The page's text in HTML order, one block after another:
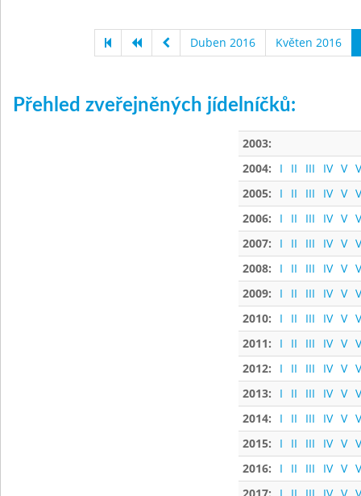
Duben 2016 Květen 2016
Přehled zveřejněných jídelníčků:
2003:
2004:
I II III IV V
2005:
I II III IV V
2006:
I II III IV V
2007:
I II III IV V
2008:
I II III IV V
2009:
I II III IV V
2010:
I II III IV V
2011:
I II III IV V
2012:
I II III IV V
2013:
I II III IV V
2014:
I II III IV V
2015:
I II III IV V
2016:
I II III IV V